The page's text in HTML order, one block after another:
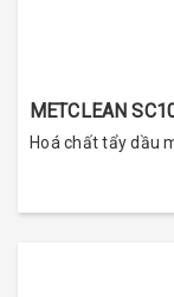
METCLEAN
Hoá chất tẩy dầu